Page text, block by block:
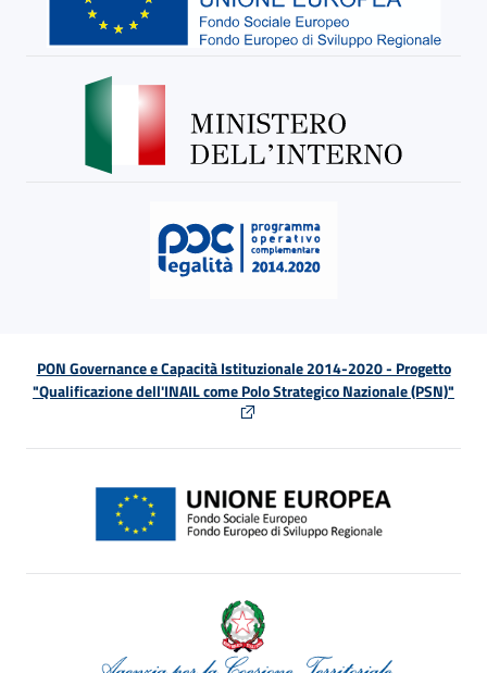
PON Governance e Capacità Istituzionale 2014-2020 - Progetto
"Qualificazione dell'INAIL come Polo Strategico Nazionale (PSN)"